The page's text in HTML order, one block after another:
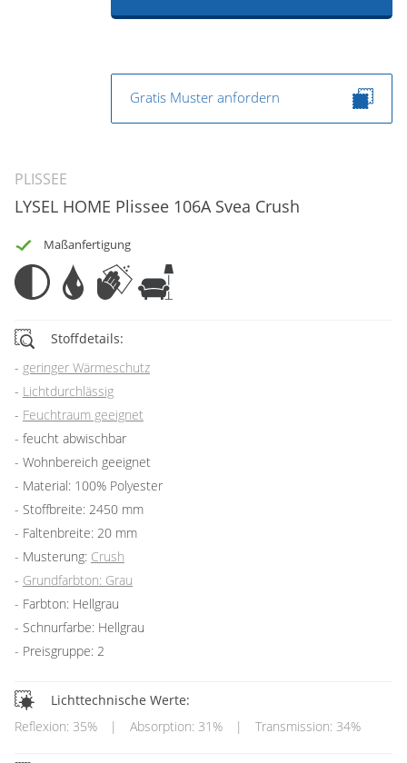
PLISSEE
LYSEL HOME Plissee 106A Svea Crush
Maßanfertigung
Stoffdetails:
geringer Wärmeschutz
Lichtdurchlässig
Feuchtraum geeignet
feucht abwischbar
Wohnbereich geeignet
Material: 100% Polyester
Stoffbreite: 2450 mm
Faltenbreite: 20 mm
Musterung: Crush
Grundfarbton: Grau
Farbton: Hellgrau
Schnurfarbe: Hellgrau
Preisgruppe: 2
Lichttechnische Werte:
Reflexion: 35%
| Absorption: 31% | Transmission: 34%
Gratis Muster anfordern